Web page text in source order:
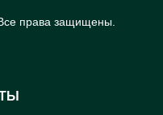
права защищены.